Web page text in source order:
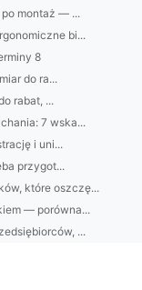
po montaż — ...
bi...
8
do ra...
rabat, ...
7 wska...
i uni...
przygot...
które oszczę...
— porówna...
...